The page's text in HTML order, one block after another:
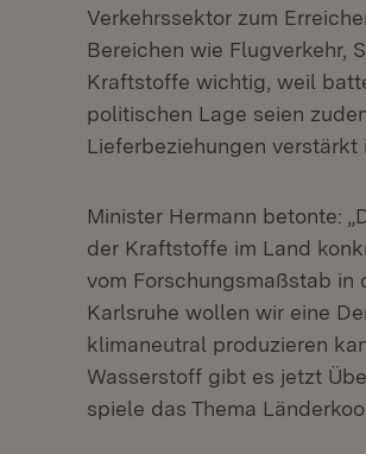
Verkehrssektor zum
Bereichen wie Flugverkehr,
Kraftstoffe wichtig, weil
politischen Lage seien
Lieferbeziehungen verstärkt
Minister Hermann betonte:
der Kraftstoffe im Land
vom Forschungsmaßstab in
Karlsruhe wollen wir eine
klimaneutral produzieren
Wasserstoff gibt es jetzt
spiele das Thema